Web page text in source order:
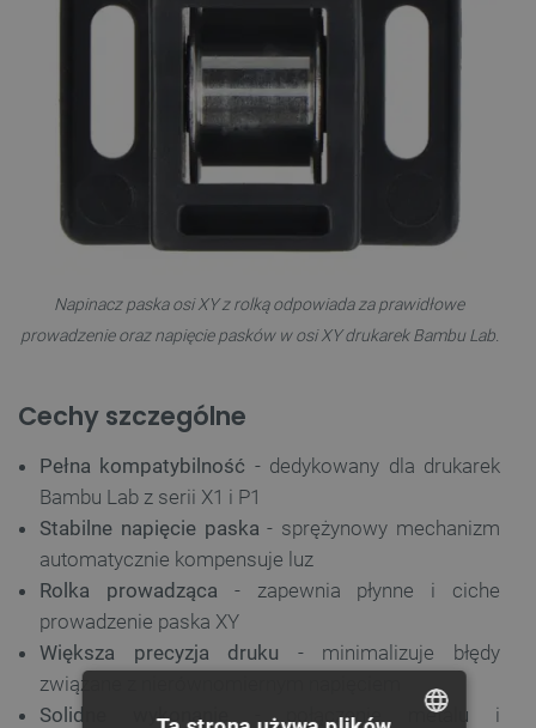
Napinacz paska osi XY z rolką odpowiada za prawidłowe
prowadzenie oraz napięcie pasków w osi XY drukarek Bambu Lab.
Cechy szczególne
Pełna kompatybilność - dedykowany dla drukarek
Bambu Lab z serii X1 i P1
Stabilne napięcie paska - sprężynowy mechanizm
automatycznie kompensuje luz
Rolka prowadząca - zapewnia płynne i ciche
prowadzenie paska XY
Większa precyzja druku - minimalizuje błędy
związane z nierównomiernym napięciem
Solidne wykonanie
- połączenie metalu i